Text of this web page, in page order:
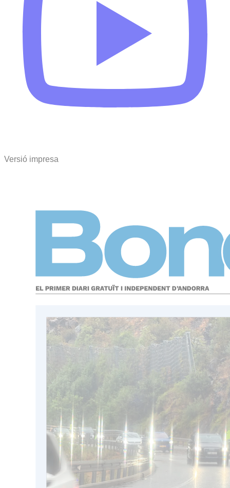
Versió impresa